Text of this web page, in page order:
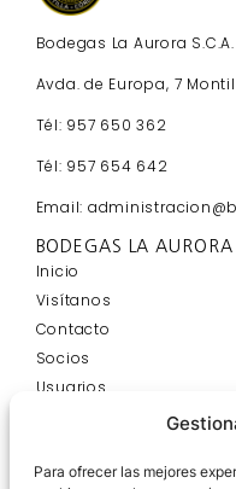
Para ofrecer las mejores
Bodegas La Aurora S.C.A.
Avda. de Europa, 7
Tél: 957 650 362
Tél: 957 654 642
Email:
BODEGAS LA AURORA
Inicio
Visítanos
Contacto
Socios
Usuarios
Aviso Legal y Política de